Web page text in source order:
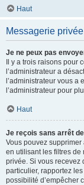
Haut
Messagerie privée
Je ne peux pas
Il y a trois raisons pour
l’administrateur a
l’administrateur vous a
l’administrateur pour
Haut
Je reçois sans arrêt
Vous pouvez supprimer
en utilisant les filtres de
privée. Si vous recevez
particulier, rapportez
possibilité d’empêcher